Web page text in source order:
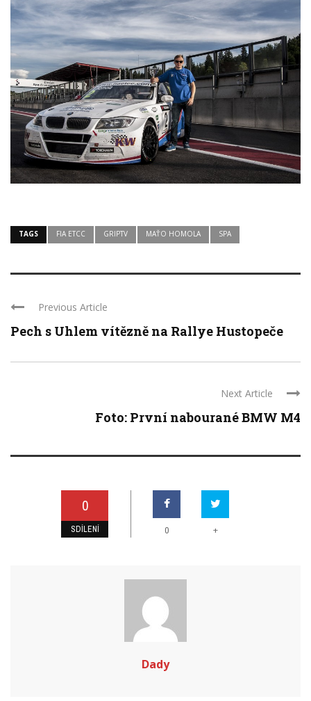
TAGS FIA ETCC GRIPTV MAŤO HOMOLA SPA
Previous Article
Pech s Uhlem vítězně na Rallye Hustopeče
Next Article
Foto: První nabourané BMW M4
0
SDÍLENÍ 0 +
Dady